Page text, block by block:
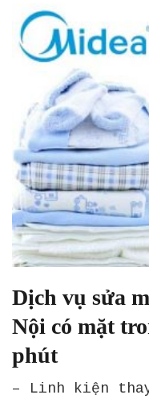
Dịch vụ sửa
Nội có mặt
phút
– Linh kiện